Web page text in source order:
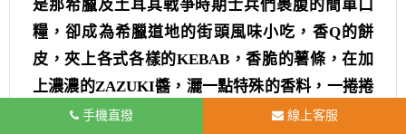
是那希臘及土耳其戰爭時期士兵們裹腹的簡單口
糧，卻成為希臘道地的街頭風味小吃，香Q的餅
皮，夾上各式各樣的KEBAB，香脆的薯條，在加
上濃濃的ZAZUKI醬，灑一點特殊的香料，一捲捲
的好滋味，便讓你讚不絶口呢。
手機直撥 線上客服